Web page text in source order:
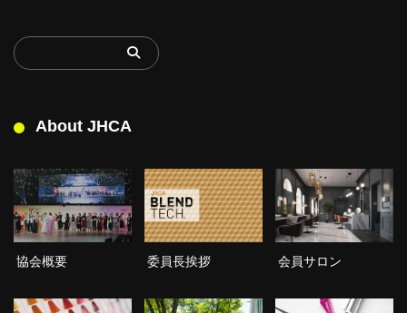
About JHCA
協会概要 委員長挨拶 会員サロン